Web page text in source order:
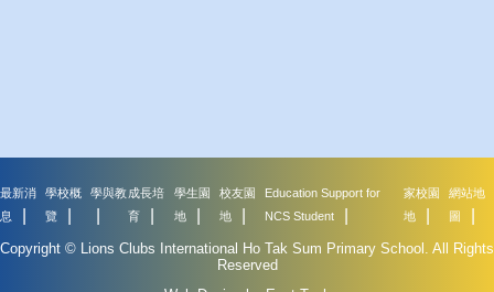
最新消
息
學校概
覽
學與教成長培
育
學生園
地
校友園
地
Education Support for
NCS Student
家校園
地
網站地
圖
Copyright © Lions Clubs International Ho Tak Sum Primary School. All Rights
Reserved